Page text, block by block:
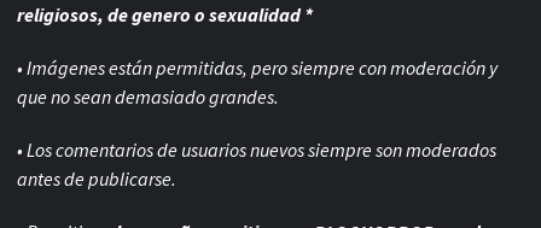
religiosos, de genero o sexualidad *
• Imágenes están permitidas, pero siempre conmoderación y
que no sean demasiado grandes.
• Los comentarios de usuarios nuevos siempre son moderados
antes de publicarse.